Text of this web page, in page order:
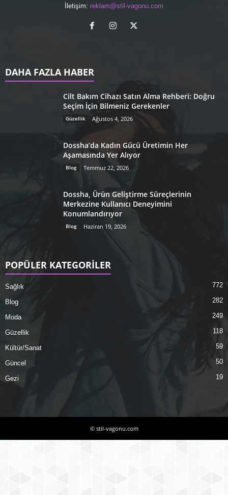
İletişim: reklam@stil-vagonu.com
DAHA FAZLA HABER
Cilt Bakım Cihazı Satın Alma Rehberi: Doğru
Seçim İçin Bilmeniz Gerekenler
Güzellik Ağustos 4, 2026
Dossha’da Kadın Gücü Üretimin Her
Aşamasında Yer Alıyor
Blog Temmuz 22, 2026
Dossha, Ürün Geliştirme Süreçlerinin
Merkezine Kullanıcı Deneyimini
Konumlandırıyor
Blog Haziran 19, 2026
POPÜLER KATEGORİLER
Sağlık 772
Blog 282
Moda 249
Güzellik 118
Kültür/Sanat 59
Güncel 50
Gezi 19
© stil-vagonu.com